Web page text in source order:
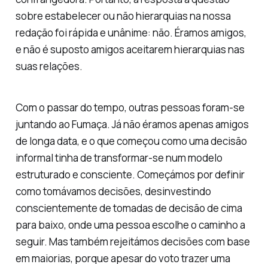
sobre estabelecer ou não hierarquias na nossa
redação foi rápida e unânime: não. Éramos amigos,
e não é suposto amigos aceitarem hierarquias nas
suas relações.
Com o passar do tempo, outras pessoas foram-se
juntando ao Fumaça. Já não éramos apenas amigos
de longa data, e o que começou como uma decisão
informal tinha de transformar-se num modelo
estruturado e consciente. Começámos por definir
como tomávamos decisões, desinvestindo
conscientemente de tomadas de decisão de cima
para baixo, onde uma pessoa escolhe o caminho a
seguir. Mas também rejeitámos decisões com base
em maiorias, porque apesar do voto trazer uma